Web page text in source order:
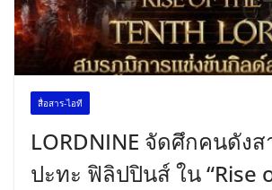
สื่อสาร-ไอที
LORDNINE จัดศึกคนดังส
ปะทะ ฟิลิปปินส์ ใน “Rise